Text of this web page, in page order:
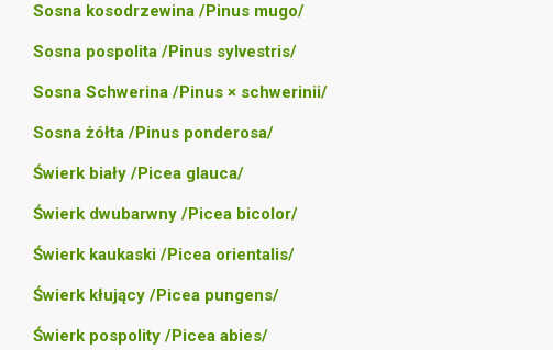
Sosna kosodrzewina /Pinus mugo/
Sosna pospolita /Pinus sylvestris/
Sosna Schwerina /Pinus × schwerinii/
Sosna żółta /Pinus ponderosa/
Świerk biały /Picea glauca/
Świerk dwubarwny /Picea bicolor/
Świerk kaukaski /Picea orientalis/
Świerk kłujący /Picea pungens/
Świerk pospolity /Picea abies/